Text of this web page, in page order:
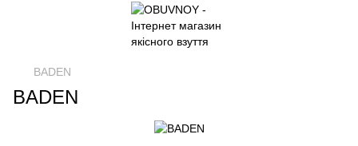
BADEN
BADEN